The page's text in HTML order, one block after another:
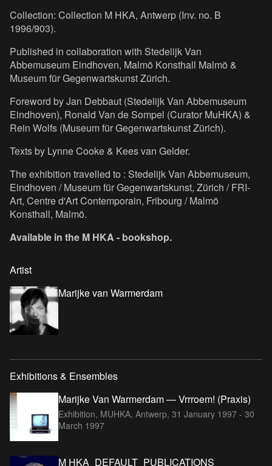
Collection: Collection M HKA, Antwerp (Inv. no. B
1996/903).
Published in collaboration with Stedelijk Van
Abbemuseum Eindhoven, Malmö Konsthall Malmö &
Museum für Gegenwartskunst Zürich.
Foreword by Jan Debbaut (Stedelijk Van Abbemuseum
Eindhoven), Ronald Van de Sompel (Curator MuHKA) &
Rein Wolfs (Museum für Gegenwartskunst Zürich).
Texts by Lynne Cooke & Kees van Gelder.
The exhibition travelled to : Stedelijk Van Abbemuseum,
Eindhoven / Museum für Gegenwartskunst, Zürich / FRI-
Art, Centre d'Art Contemporain, Fribourg / Malmö
Konsthall, Malmö.
Available in the M HKA - bookshop.
Artist
Marijke van Warmerdam
Exhibitions & Ensembles
Marijke Van Warmerdam — Vrrroem! (Praxis)
Exhibition, MUHKA, Antwerp, 31 January 1997 - 30
March 1997
M HKA_DEFAULT_PUBLICATIONS